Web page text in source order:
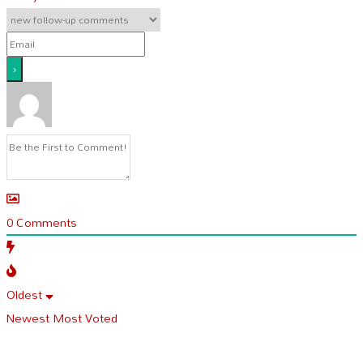
0Comments
Oldest
NewestMost Voted